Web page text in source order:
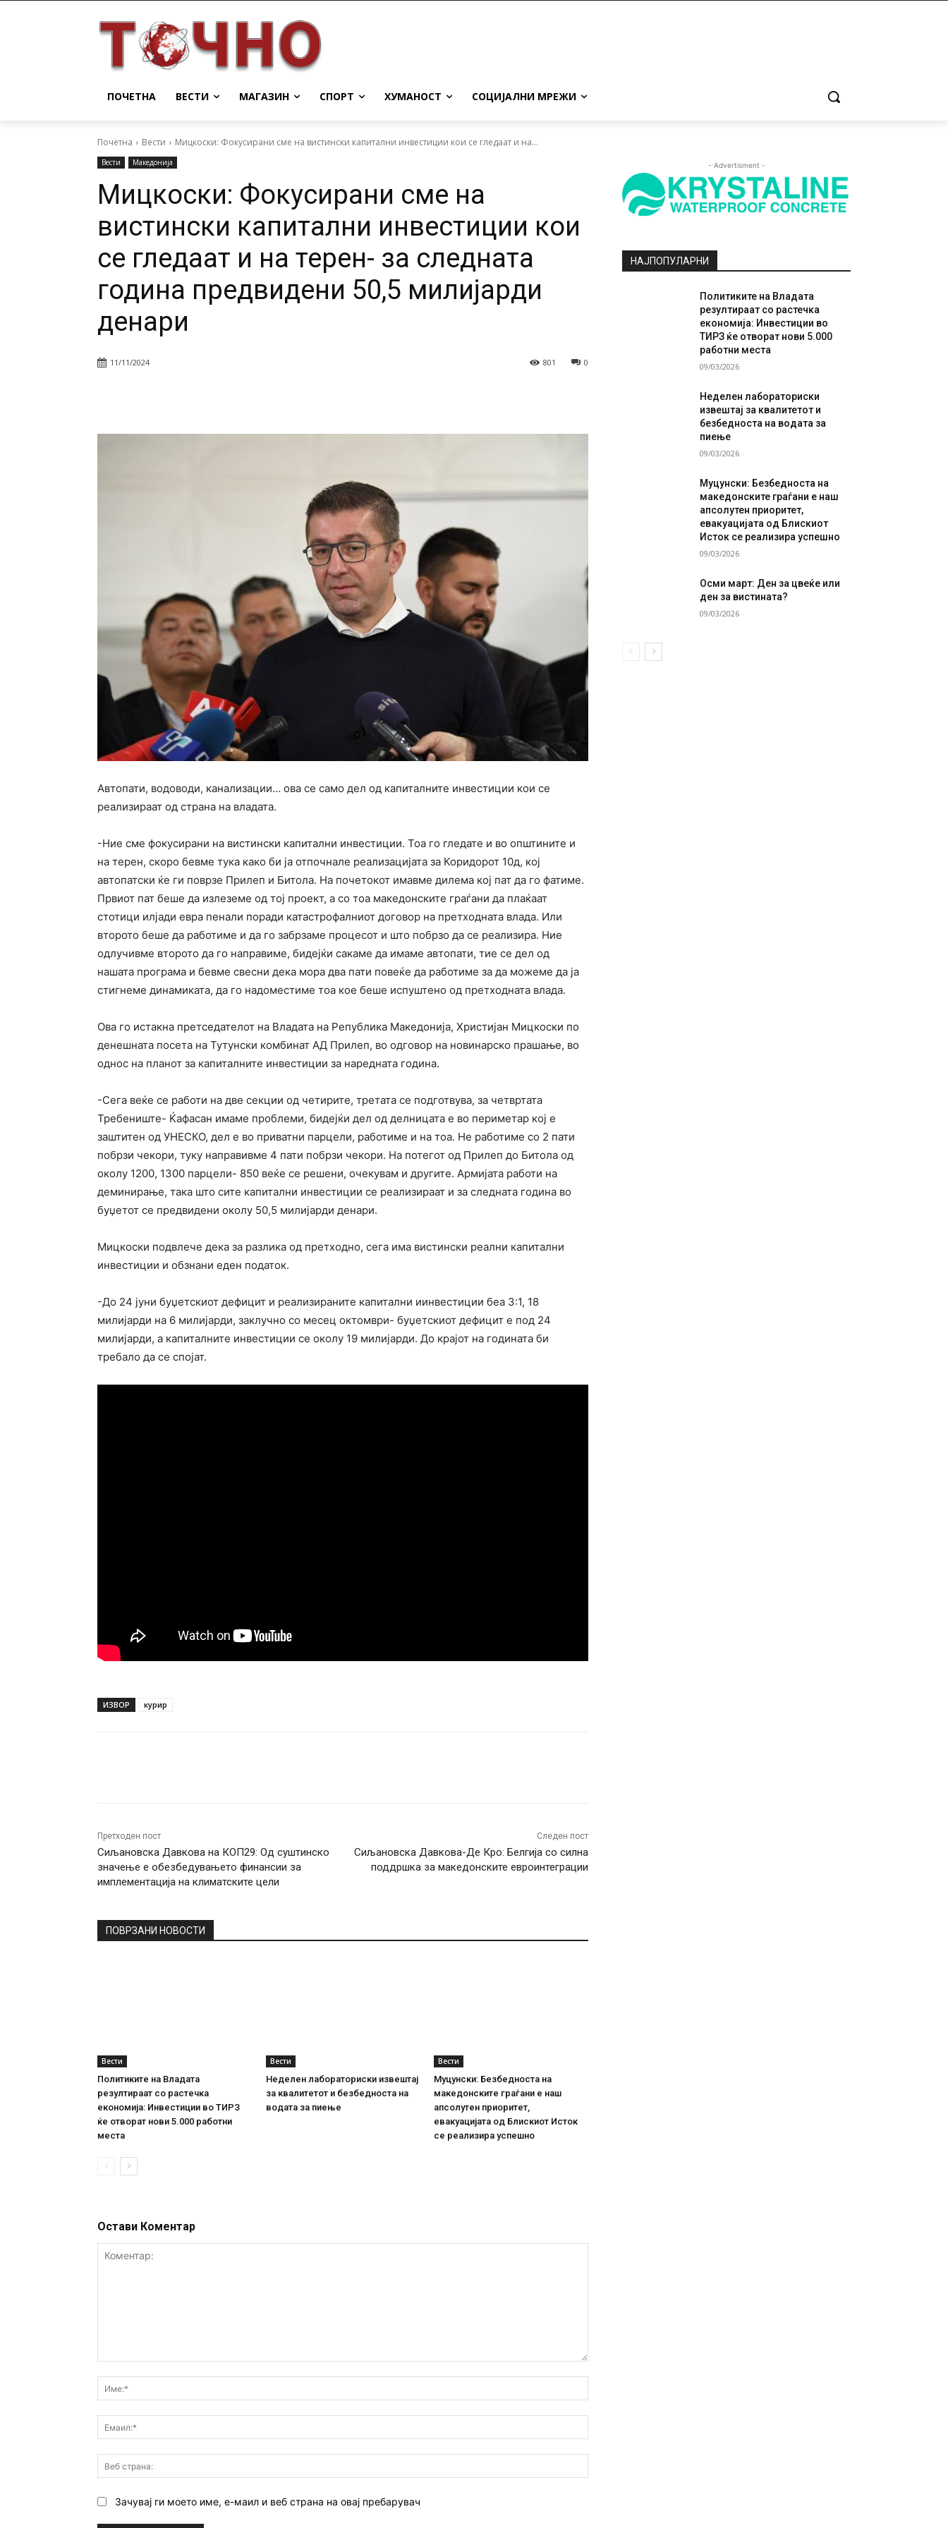
ПОЧЕТНА ВЕСТИ МАГАЗИН СПОРТ ХУМАНОСТ СОЦИЈАЛНИ МРЕЖИ
Почетна Вести Мицкоски: Фокусирани сме на вистински капитални инвестиции кои се гледаат и на...
Вести Македонија
Мицкоски: Фокусирани сме на
вистински капитални инвестиции кои
се гледаат и на терен- за следната
година предвидени 50,5 милијарди
денари
11/11/2024 0
801
Автопати, водоводи, канализации… ова се само дел од капиталните инвестиции кои се
реализираат од страна на владата.
-Ние сме фокусирани на вистински капитални инвестиции. Тоа го гледате и во општините и
на терен, скоро бевме тука како би ја отпочнале реализацијата за Коридорот 10д, кој
автопатски ќе ги поврзе Прилеп и Битола. На почетокот имавме дилема кој пат да го фатиме.
Првиот пат беше да излеземе од тој проект, а со тоа македонските граѓани да плаќаат
стотици илјади евра пенали поради катастрофалниот договор на претходната влада. Или
второто беше да работиме и да го забрзаме процесот и што побрзо да се реализира. Ние
одлучивме второто да го направиме, бидејќи сакаме да имаме автопати, тие се дел од
нашата програма и бевме свесни дека мора два пати повеќе да работиме за да можеме да ја
стигнеме динамиката, да го надоместиме тоа кое беше испуштено од претходната влада.
Ова го истакна претседателот на Владата на Република Македонија, Христијан Мицкоски по
денешната посета на Тутунски комбинат АД Прилеп, во одговор на новинарско прашање, во
однос на планот за капиталните инвестиции за наредната година.
-Сега веќе се работи на две секции од четирите, третата се подготвува, за четвртата
Требениште- Ќафасан имаме проблеми, бидејќи дел од делницата е во периметар кој е
заштитен од УНЕСКО, дел е во приватни парцели, работиме и на тоа. Не работиме со 2 пати
побрзи чекори, туку направивме 4 пати побрзи чекори. На потегот од Прилеп до Битола од
околу 1200, 1300 парцели- 850 веќе се решени, очекувам и другите. Армијата работи на
деминирање, така што сите капитални инвестиции се реализираат и за следната година во
буџетот се предвидени околу 50,5 милијарди денари.
Мицкоски подвлече дека за разлика од претходно, сега има вистински реални капитални
инвестиции и обзнани еден податок.
-До 24 јуни буџетскиот дефицит и реализираните капитални иинвестиции беа 3:1, 18
милијарди на 6 милијарди, заклучно со месец октомври- буџетскиот дефицит е под 24
милијарди, а капиталните инвестиции се околу 19 милијарди. До крајот на годината би
требало да се спојат.
ИЗВОР курир
Претходен пост
Сиљановска Давкова на КОП29: Од суштинско
значење е обезбедувањето финансии за
имплементација на климатските цели
Следен пост
Сиљановска Давкова-Де Кро: Белгија со силна
поддршка за македонските евроинтеграции
ПОВРЗАНИ НОВОСТИ
Вести
Политиките на Владата
резултираат со растечка
економија: Инвестиции во ТИРЗ
ќе отворат нови 5.000 работни
места
Вести
Неделен лабораториски извештај
за квалитетот и безбедноста на
водата за пиење
Вести
Муцунски: Безбедноста на
македонските граѓани е наш
апсолутен приоритет,
евакуацијата од Блискиот Исток
се реализира успешно
Остави Коментар
страна:
Зачувај ги моето име, е-маил и веб страна на овај пребарувач
- Advertisment -
НАЈПОПУЛАРНИ
Политиките на Владата
резултираат со растечка
економија: Инвестиции во
ТИРЗ ќе отворат нови 5.000
работни места
09/03/2026
Неделен лабораториски
извештај за квалитетот и
безбедноста на водата за
пиење
09/03/2026
Муцунски: Безбедноста на
македонските граѓани е наш
апсолутен приоритет,
евакуацијата од Блискиот
Исток се реализира успешно
09/03/2026
Осми март: Ден за цвеќе или
ден за вистината?
09/03/2026